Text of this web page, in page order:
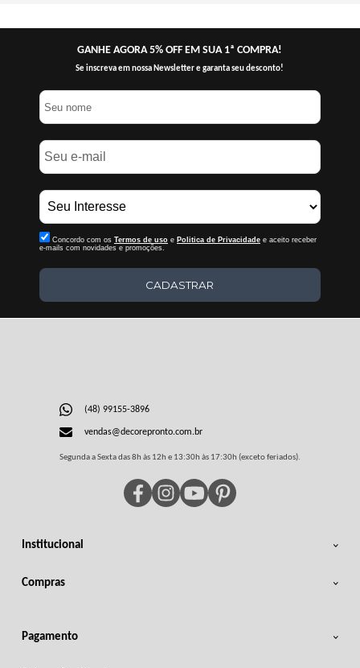
GANHE AGORA 5% OFF EM SUA 1ª COMPRA!
Se inscreva em nossa Newsletter e garanta seu desconto!
Concordo com os Termos de uso e Politica de Privacidadee aceito receber
e-mails com novidades e promoções.
CADASTRAR
Institucional
Compras
(48) 99155-3896
vendas@decorepronto.com.br
Segunda a Sexta das 8h às 12h e 13:30h às 17:30h (exceto feriados).
Pagamento